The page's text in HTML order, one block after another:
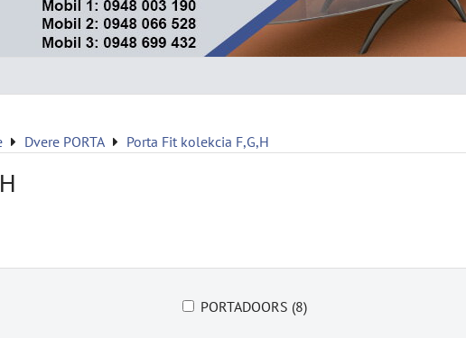
Dvere PORTA Porta Fit kolekcia F,G,H
PORTADOORS (8)